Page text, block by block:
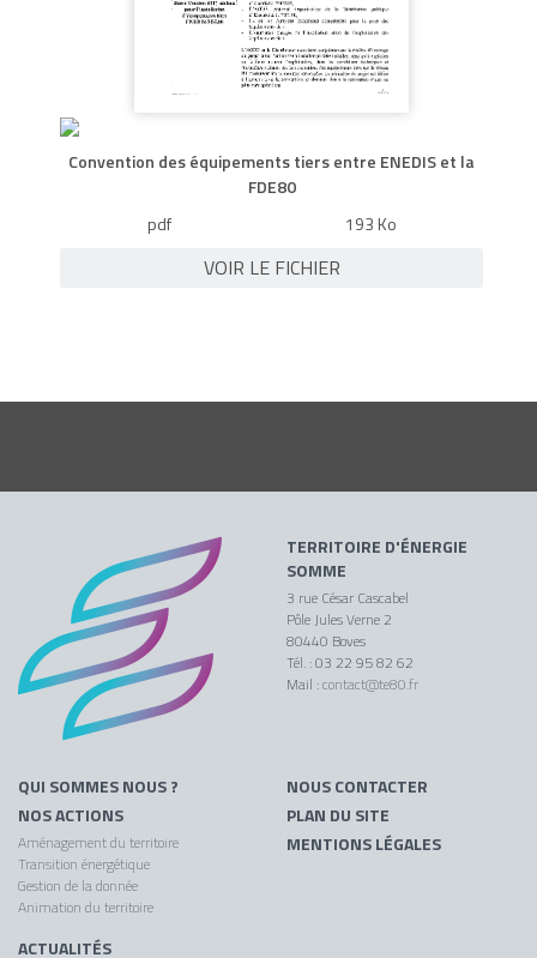
Convention des équipements tiers entre ENEDIS et la
FDE80
pdf
193 Ko
VOIR LE FICHIER
TERRITOIRE D'ÉNERGIE
SOMME
3 rue César Cascabel
Pôle Jules Verne 2
80440 Boves
Tél. : 03 22 95 82 62
Mail :contact@te80.fr
QUI SOMMES NOUS ?
NOS ACTIONS
Aménagement du territoire
Transition énergétique
Gestion de la donnée
Animation du territoire
ACTUALITÉS
NOUS CONTACTER
PLAN DU SITE
MENTIONS LÉGALES